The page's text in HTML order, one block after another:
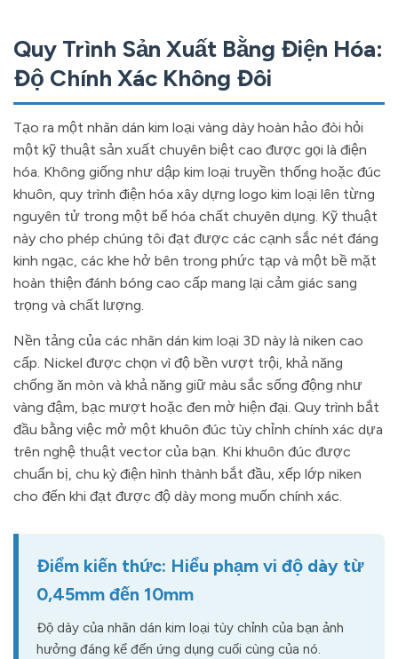
Quy Trình Sản Xuất Bằng Điện Hóa:
Độ Chính Xác Không Đôi
Tạo ra một nhãn dán kim loại vàng dày hoàn hảo đòi hỏi
một kỹ thuật sản xuất chuyên biệt cao được gọi là điện
hóa. Không giống như dập kim loại truyền thống hoặc đúc
khuôn, quy trình điện hóa xây dựng logo kim loại lên từng
nguyên tử trong một bể hóa chất chuyên dụng. Kỹ thuật
này cho phép chúng tôi đạt được các cạnh sắc nét đáng
kinh ngạc, các khe hở bên trong phức tạp và một bề mặt
hoàn thiện đánh bóng cao cấp mang lại cảm giác sang
trọng và chất lượng.
Nền tảng của các nhãn dán kim loại 3D này là niken cao
cấp. Nickel được chọn vì độ bền vượt trội, khả năng
chống ăn mòn và khả năng giữ màu sắc sống động như
vàng đậm, bạc mượt hoặc đen mờ hiện đại. Quy trình bắt
đầu bằng việc mở một khuôn đúc tùy chỉnh chính xác dựa
trên nghệ thuật vector của bạn. Khi khuôn đúc được
chuẩn bị, chu kỳ điện hình thành bắt đầu, xếp lớp niken
cho đến khi đạt được độ dày mong muốn chính xác.
Điểm kiến thức: Hiểu phạm vi độ dày từ
0,45mm đến 10mm
Độ dày của nhãn dán kim loại tùy chỉnh của bạn ảnh
hưởng đáng kể đến ứng dụng cuối cùng của nó.